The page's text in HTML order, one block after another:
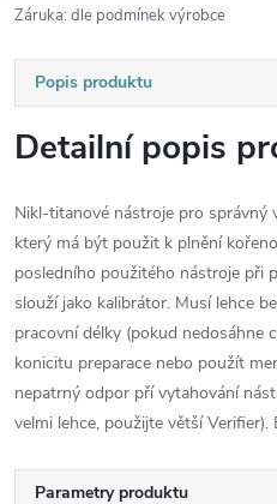
Záruka: dle podmínek výrobce
Popis produktu
Detailní popis
Nikl-titanové nástroje pro správný
který má být použit k plnění
posledního použitého nástroje při
slouží jako kalibrátor. Musí lehce
pracovní délky (pokud nedosáhne
konicitu preparace nebo použít
nepatrný odpor pří vytahování
velmi lehce, použijte větší Verifier).
Parametry produktu